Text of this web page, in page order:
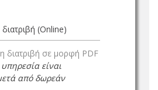
(Online)
διατριβή σε μορφή PDF
είναι
από δωρεάν